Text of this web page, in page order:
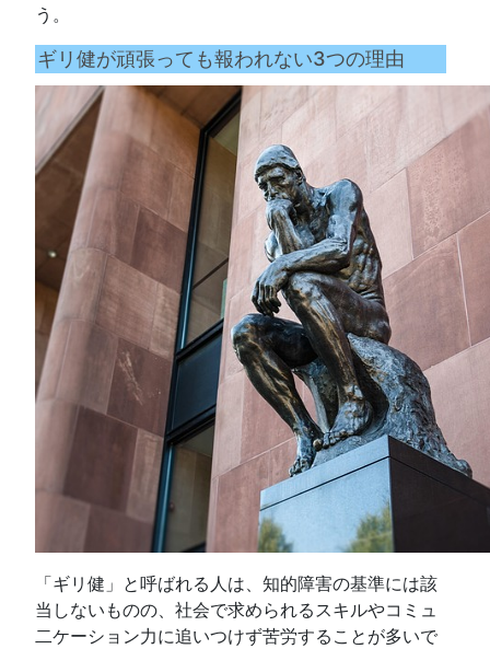
う。
ギリ健が頑張っても報われない3つの理由
「ギリ健」と呼ばれる人は、知的障害の基準には該
当しないものの、社会で求められるスキルやコミュ
二ケーション力に追いつけず苦労することが多いで